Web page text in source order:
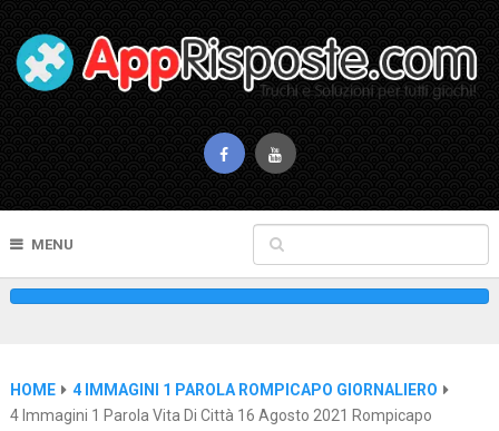
MENU
HOME
4 IMMAGINI 1 PAROLA ROMPICAPO GIORNALIERO
4 Immagini 1 Parola Vita Di Città 16 Agosto 2021 Rompicapo